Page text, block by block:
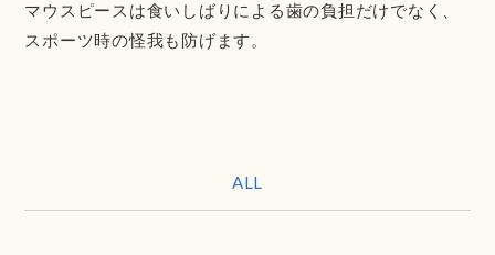
マウスピースは食いしばりによる歯の負担だけでなく、
スポーツ時の怪我も防げます。
ALL